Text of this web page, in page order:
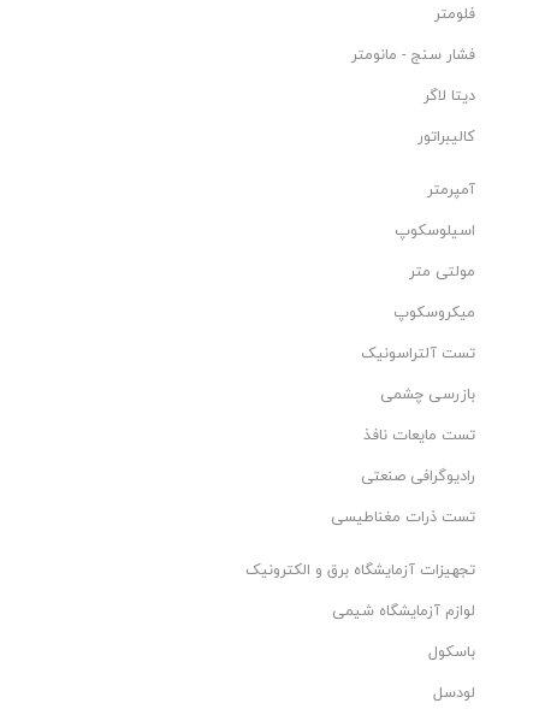
فلومتر
فشار سنج - مانومتر
دیتا لاگر
کالیبراتور
آمپرمتر
اسیلوسکوپ
مولتی متر
میکروسکوپ
تست آلتراسونیک
بازرسی چشمی
تست مایعات نافذ
رادیوگرافی صنعتی
تست ذرات مغناطیسی
تجهیزات آزمایشگاه برق و الکترونیک
لوازم آزمایشگاه شیمی
باسکول
لودسل